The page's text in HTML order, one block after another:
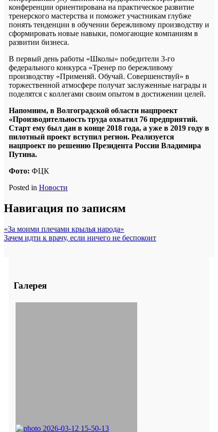
конференции ориентирована на практическое развитие
тренерского мастерства и поможет участникам глубже
понять тенденции в обучении бережливому производству и
сформировать новые навыки, помогающие компаниям в
развитии бизнеса.
В первый день работы «Школы» победители 3-го
федерального конкурса «Тренер по бережливому
производству «Применяй. Обучай. Совершенствуй» в
торжественной атмосфере получат заслуженные награды и
поделятся с коллегами своим опытом в достижении целей.
Напомним, в Волгоградской области нацпроект
«Производительность труда охватил 76 предприятий.
Старт ему был дан в конце 2018 года, а уже в 2019 году в
пилотный проект вступил регион. Реализуется
нацпроект по решению Президента России Владимира
Путина.
Фото: ФЦК
Posted in Новости
Навигация по записям
«За моими плечами крылья народа»
Зачем идти к врачу, если ничего не беспокоит
Галерея